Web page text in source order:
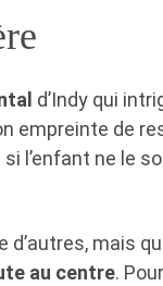
d’Indy qui
empreinte de
l’enfant ne le
mais
au centre.